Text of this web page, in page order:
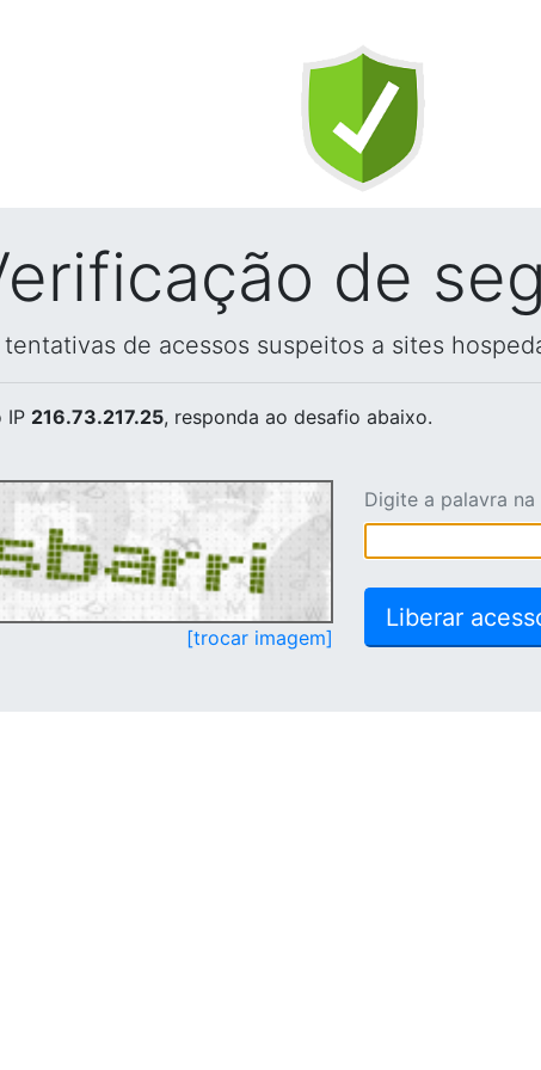
de
de acessos suspeitos a sites
IP 216.73.217.25, responda ao desafio abaixo.
[trocar imagem]
Digite a palavra